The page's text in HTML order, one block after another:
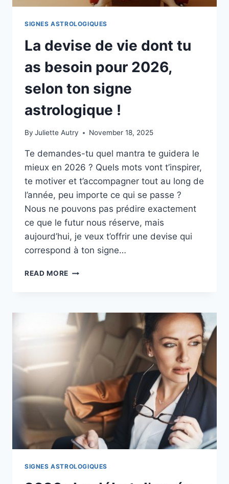
SIGNES ASTROLOGIQUES
La devise de vie dont tu
as besoin pour 2026,
selon ton signe
astrologique !
By Juliette Autry November 18, 2025
Te demandes-tu quel mantra te guidera le
mieux en 2026 ? Quels mots vont t’inspirer,
te motiver et t’accompagner tout au long de
l’année, peu importe ce qui se passe ?
Nous ne pouvons pas prédire exactement
ce que le futur nous réserve, mais
aujourd’hui, je veux t’offrir une devise qui
correspond à ton signe…
READ MORE LA
DONT
TU
AS
TON
SIGNE
ASTROLOGIQUE
SIGNES ASTROLOGIQUES